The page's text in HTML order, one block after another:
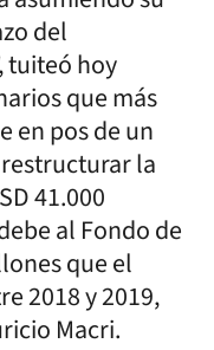
del
tuiteó hoy
que más
en pos de un
la
41.000
al Fondo de
que el
2018 y 2019,
Macri.